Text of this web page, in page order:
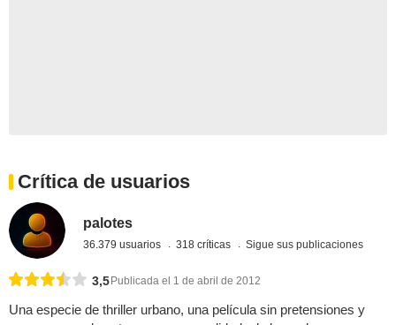
Crítica de usuarios
palotes
36.379 usuarios 318 críticas Sigue sus publicaciones
3,5 Publicada el 1 de abril de 2012
Una especie de thriller urbano, una película sin pretensiones y